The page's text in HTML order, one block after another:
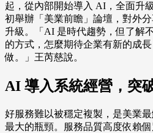
起，從內部開始導入 AI，全面升
初舉辦「美業前瞻」論壇，對外
升級。「AI 是時代趨勢，但了解
的方式，怎麼期待企業有新的成
做。」王芮慈說。
AI 導入系統經營，突
好服務難以被穩定複製，是美業
最大的瓶頸。服務品質高度依賴